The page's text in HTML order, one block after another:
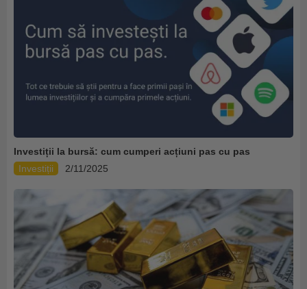
Investiții la bursă: cum cumperi acțiuni pas cu pas
Investiții
2/11/2025